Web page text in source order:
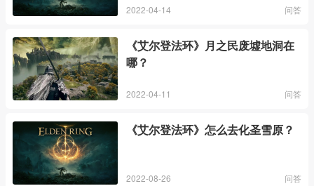
2022-04-14 问答
《艾尔登法环》月之民废墟地洞在
哪？
2022-04-11 问答
《艾尔登法环》怎么去化圣雪原？
2022-08-26 问答